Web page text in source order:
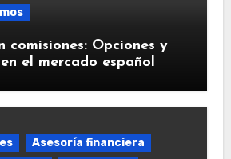
comisiones: Opciones y
el mercado español
Asesoría financiera